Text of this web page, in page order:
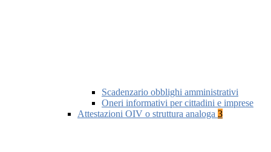
Scadenzario obblighi amministrativi
Oneri informativi per cittadini e imprese
Attestazioni OIV o struttura analoga 3